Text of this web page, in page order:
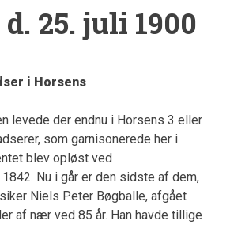
d. 25. juli 1900
i Horsens
levede der endnu i Horsens 3 eller
som garnisonerede her i
blev opløst ved
Nu i går er den sidste af dem,
Niels Peter Bøgballe, afgået
af nær ved 85 år. Han havde tillige